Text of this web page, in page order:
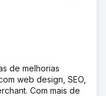
de melhorias
web design, SEO,
Com mais de